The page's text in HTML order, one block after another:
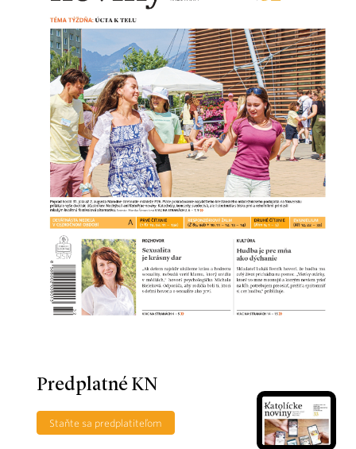
Predplatné KN
Staňte sa predplatiteľom